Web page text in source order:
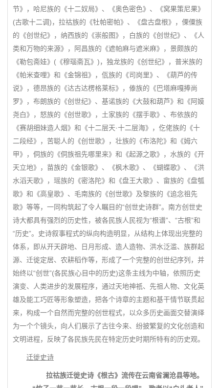
节》，哈尼族的《十二奴局》、《奥色密色》、《窝果策尼果》
(古歌十二调)，拉祜族的《牡帕密帕》、《盘古盘根》，傈僳族
的《创世纪》，纳西族的《崇般图》，白族的《创世纪》、《人
类和万物的来源》，阿昌族的《遮帕麻与遮米麻》，景颇族的
《勒包斋娃》(《穆瑙斋瓦》)，独龙族的《创世纪》，普米族的
《帕米查哩》和《金锦祖》，佤族的《司岗里》、《葫芦的传
说》，德昂族的《达古达楞格莱标》，傣族的《巴塔麻嘎捧尚
罗》，布朗族的《创世纪》、基诺族的《大鼓和葫芦》和《阿嫫
尧白》，怒族的《创世歌》，土家族的《摆手歌》、布依族的
《赛胡细妹造人烟》和《十二层天·十二层海》，仡佬族的《十
二段经》，苦聪人的《创世歌》，壮族的《布洛陀》和《姆六
甲》，侗族的《侗族祖先哪里来》和《起源之歌》，水族的《开
天立地》，苗族的《金银歌》、《枫木歌》、《蝴蝶歌》、《洪
水滔天歌》，瑶族的《密洛陀》和《盘王大歌》、畲族的《盘瓠
歌》和《高皇歌》、毛南族的《创世歌》及黎族的《追念祖先
歌》等等，一同构筑起了令人瞩目的“创世史诗群”。南方创世史
诗大都具有强烈的历史性，被各民族人民视为“根谱”、“古根”和
“历史”。史诗叙事程式的纵向构造明显，从结构上体现出完整的
体系，即从开天辟地、日月形成、造人造物、洪水泛滥、族群起
源、迁徙定居、农耕稻作等，形成了一个完整的创世纪序列，并
始终以“创世”(各民族心目中的历史)这条主线为中轴，依照历史
演变、人类进步的发展程序，通过天地神祇、先祖人物、文化英
雄及能工巧匠等形象塑造，把各个诗章的主题和基干情节联贯起
来，构成一个自然而完整的创世程式，以众多历史画面交替演绎
为一个个镜头，向人们展示了古往今来、纷披繁复的文化创造和
文明进程，反映了各民族先民在特定历史时期所特有的历史观。
迁徙史诗
拉祜族迁徙史诗《根古》流传在云南省澜沧县等地。